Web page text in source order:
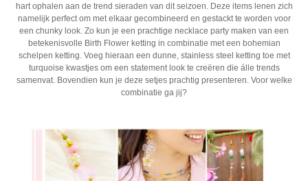
hart ophalen aan de trend sieraden van dit seizoen. Deze items lenen zich
namelijk perfect om met elkaar gecombineerd en gestackt te worden voor
een chunky look. Zo kun je een prachtige necklace party maken van een
betekenisvolle Birth Flower ketting in combinatie met een bohemian
schelpen ketting. Voeg hieraan een dunne, stainless steel ketting toe met
turquoise kwastjes om een statement look te creëren die álle trends
samenvat. Bovendien kun je deze setjes prachtig presenteren. Voor welke
combinatie ga jij?